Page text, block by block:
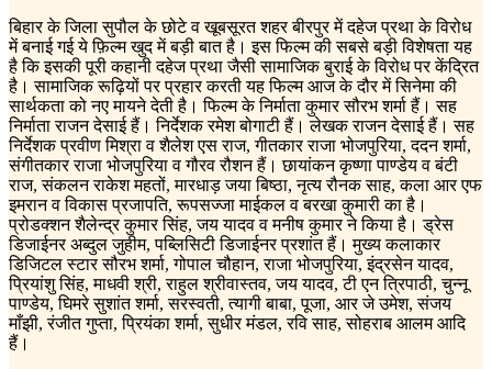
बिहार के जिला सुपौल के छोटे व खूबसूरत शहर बीरपुर में दहेज प्रथा के विरोध
में बनाई गई ये फ़िल्म खुद में बड़ी बात है। इस फिल्म की सबसे बड़ी विशेषता यह
है कि इसकी पूरी कहानी दहेज प्रथा जैसी सामाजिक बुराई के विरोध पर केंद्रित
है। सामाजिक रूढ़ियों पर प्रहार करती यह फिल्म आज के दौर में सिनेमा की
सार्थकता को नए मायने देती है। फिल्म के निर्माता कुमार सौरभ शर्मा हैं। सह
निर्माता राजन देसाई हैं। निर्देशक रमेश बोगाटी हैं। लेखक राजन देसाई हैं। सह
निर्देशक प्रवीण मिश्रा व शैलेश एस राज, गीतकार राजा भोजपुरिया, ददन शर्मा,
संगीतकार राजा भोजपुरिया व गौरव रौशन हैं। छायांकन कृष्णा पाण्डेय व बंटी
राज, संकलन राकेश महतों, मारधाड़ जया बिष्ठा, नृत्य रौनक साह, कला आर एफ
इमरान व विकास प्रजापति, रूपसज्जा माईकल व बरखा कुमारी का है।
प्रोडक्शन शैलेन्द्र कुमार सिंह, जय यादव व मनीष कुमार ने किया है। ड्रेस
डिजाईनर अब्दुल जुहीम, पब्लिसिटी डिजाईनर प्रशांत हैं। मुख्य कलाकार
डिजिटल स्टार सौरभ शर्मा, गोपाल चौहान, राजा भोजपुरिया, इंद्रसेन यादव,
प्रियांशु सिंह, माधवी श्री, राहुल श्रीवास्तव, जय यादव, टी एन त्रिपाठी, चुन्नू
पाण्डेय, घिमरे सुशांत शर्मा, सरस्वती, त्यागी बाबा, पूजा, आर जे उमेश, संजय
माँझी, रंजीत गुप्ता, प्रियंका शर्मा, सुधीर मंडल, रवि साह, सोहराब आलम आदि
हैं।